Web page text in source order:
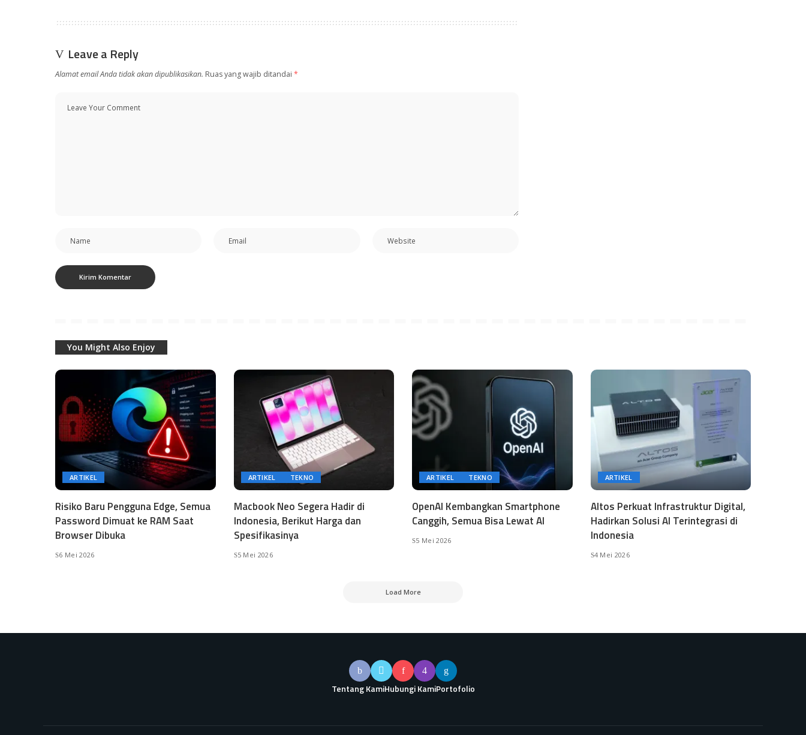
Leave a Reply
Alamat email Anda tidak akan dipublikasikan. Ruas yang wajib ditandai *
You Might Also Enjoy
ARTIKEL
Risiko Baru Pengguna Edge, Semua
Password Dimuat ke RAM Saat
Browser Dibuka
6 Mei 2026
ARTIKEL TEKNO
Macbook Neo Segera Hadir di
Indonesia, Berikut Harga dan
Spesifikasinya
5 Mei 2026
ARTIKEL TEKNO
OpenAI Kembangkan Smartphone
Canggih, Semua Bisa Lewat AI
5 Mei 2026
ARTIKEL
Altos Perkuat Infrastruktur Digital,
Hadirkan Solusi AI Terintegrasi di
Indonesia
4 Mei 2026
Load More
Tentang KamiHubungi KamiPortofolio